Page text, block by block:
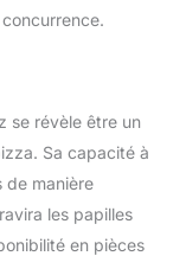
se révèle être un
Sa capacité à
de manière
les papilles
en pièces